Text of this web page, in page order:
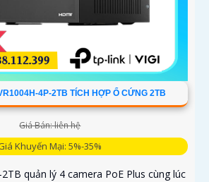
4P-2TB TÍCH HỢP Ổ CỨNG 2TB
Giá Bán: liên hệ
Khuyến Mại: 5%-35%
2TB quản lý 4 camera PoE Plus cùng lúc